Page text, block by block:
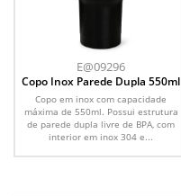
E@09296
Copo Inox Parede Dupla 550ml
Copo em inox com capacidade
máxima de 550ml. Possui estrutura
de parede dupla livre de BPA, com
interior em inox 304 e...